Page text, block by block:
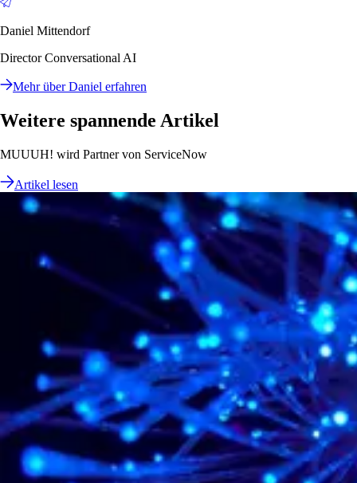
Daniel Mittendorf
Director Conversational AI
Mehr über Daniel erfahren
Weitere spannende Artikel
MUUUH! wird Partner von ServiceNow
Artikel lesen